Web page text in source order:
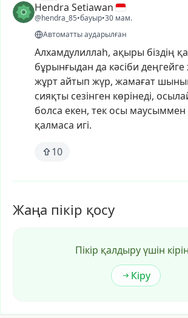
Hendra Setiawan
@hendra_85•бауыр•30 мам.
Автоматты аударылған
Алхамдулиллаһ, ақыры біздің
бұрынғыдан да кәсіби деңгейге
жұртайтып жүр, жамағат
сияқты сезінген көрінеді,
болса екен, тек осы маусыммен
қалмаса игі.
10
Жаңа пікір қосу
Пікір қалдыру үшін
Кіру